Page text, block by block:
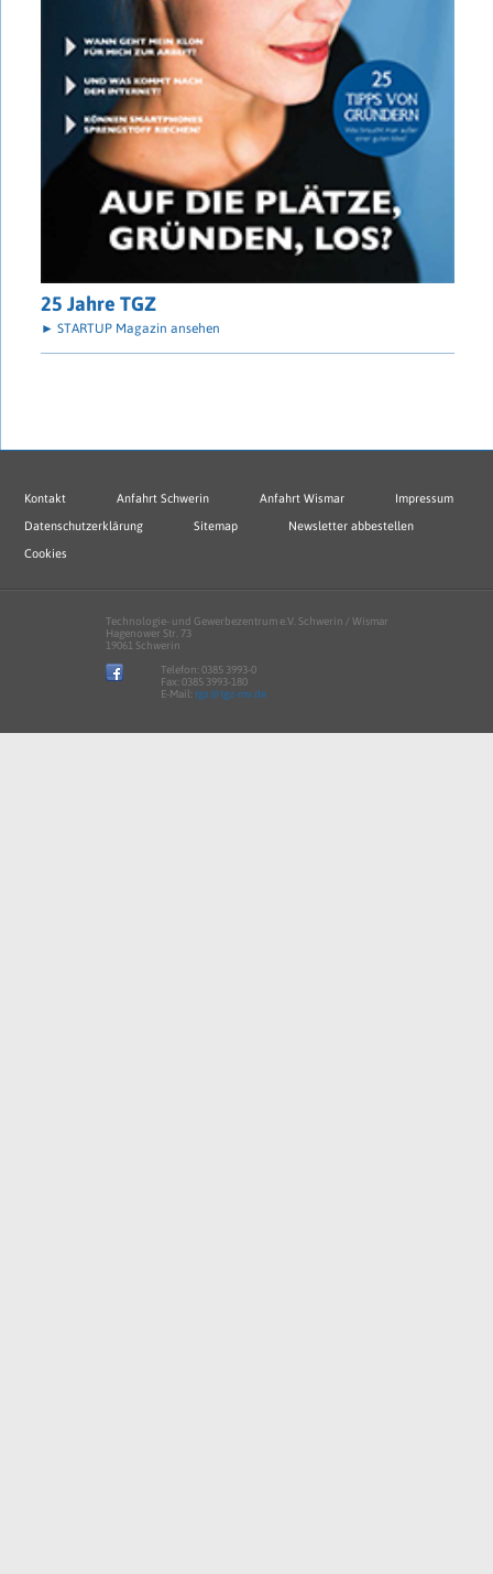
25 Jahre TGZ
► STARTUP Magazin ansehen
Kontakt Anfahrt Schwerin Anfahrt Wismar Impressum
Datenschutzerklärung Sitemap Newsletter abbestellen
Cookies
Technologie- und Gewerbezentrum e.V. Schwerin / Wismar
Hagenower Str. 73
19061 Schwerin
Telefon: 0385 3993-0
Fax: 0385 3993-180
E-Mail: tgz@tgz-mv.de